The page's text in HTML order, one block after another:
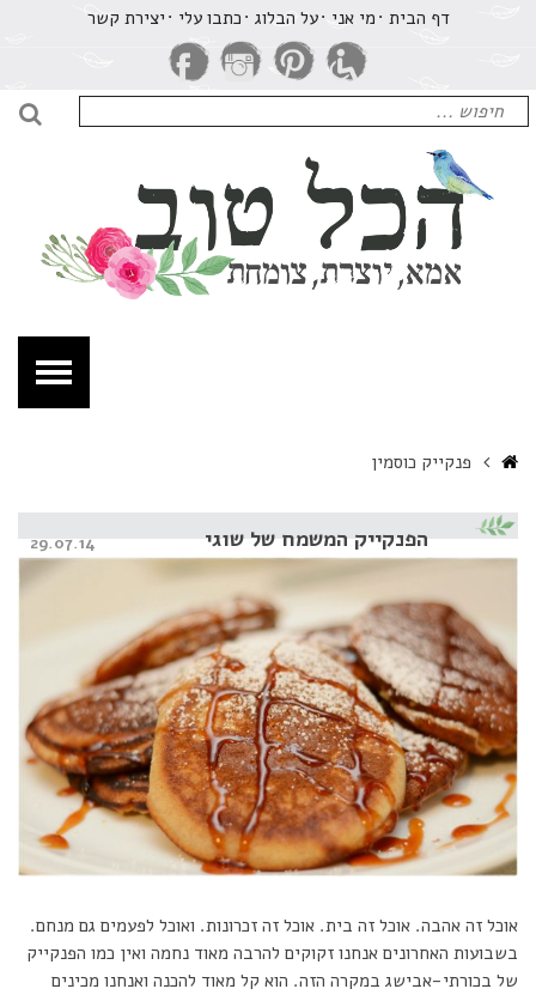
»
הכל
דף הבית מי אני על הבלוג ​כתבו עלי יצירת קשר
חיפוש
עבור:
Homeפנקייק כוסמין
הפנקייק המשמח של שוגי Posted
on
29.07.14
אוכל זה אהבה. אוכל זה בית. אוכל זה זכרונות. ואוכל לפעמים גם מנחם.
בשבועות האחרונים אנחנו זקוקים להרבה מאוד נחמה ואין כמו הפנקייק
של בכורתי-אבישג במקרה הזה. הוא קל מאוד להכנה ואנחנו מכינים